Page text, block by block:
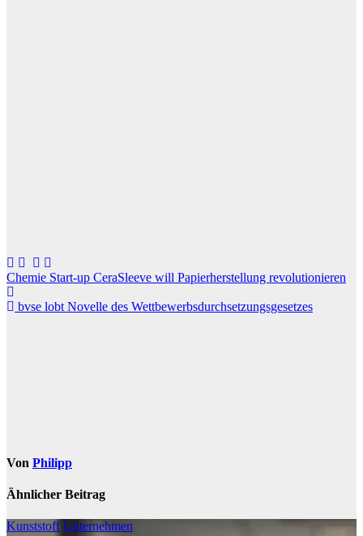
Beitragsnavigation
Chemie Start-up CeraSleeve will Papierherstellung revolutionieren
bvse lobt Novelle des Wettbewerbsdurchsetzungsgesetzes
Von Philipp
Ähnlicher Beitrag
Kunststoff Unternehmen